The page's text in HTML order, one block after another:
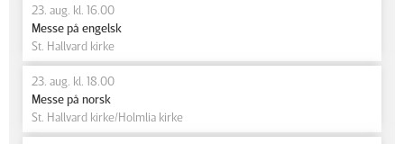
23. aug. kl. 16.00
Messe på engelsk
St. Hallvard kirke
23. aug. kl. 18.00
Messe på norsk
St. Hallvard kirke/Holmlia kirke